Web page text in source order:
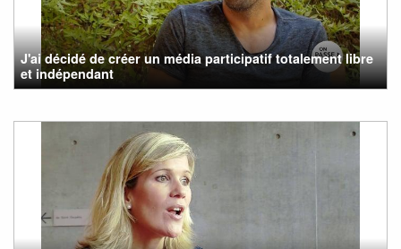
J'ai décidé de créer un média participatif totalement libre
et indépendant